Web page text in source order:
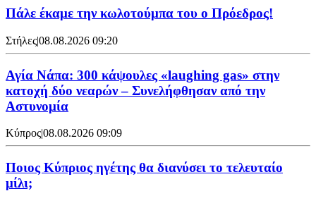
Πάλε έκαμε την κωλοτούμπα του ο Πρόεδρος!
Στήλες|08.08.2026 09:20
Αγία Νάπα: 300 κάψουλες «laughing gas» στην
κατοχή δύο νεαρών – Συνελήφθησαν από την
Αστυνομία
Κύπρος|08.08.2026 09:09
Ποιος Κύπριος ηγέτης θα διανύσει το τελευταίο
μίλι;